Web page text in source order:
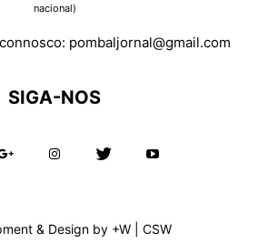
nacional)
pombaljornal@gmail.com
SIGA-NOS
& Design by +W| CSW